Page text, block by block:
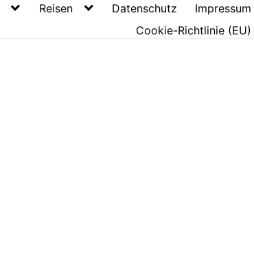
Reisen Datenschutz
Impressum
Cookie-Richtlinie (EU)